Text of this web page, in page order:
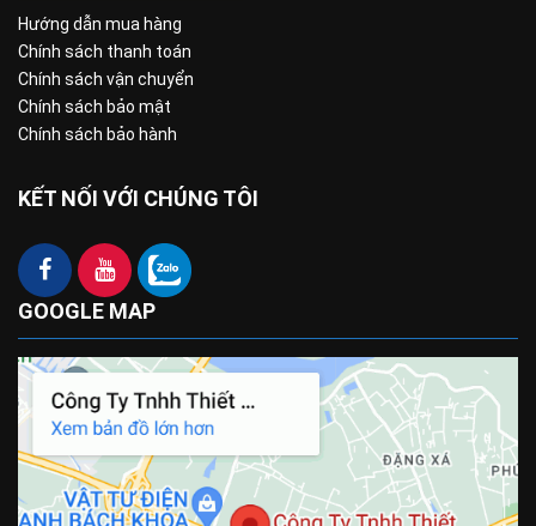
Hướng dẫn mua hàng
Chính sách thanh toán
Chính sách vận chuyển
Chính sách bảo mật
Chính sách bảo hành
KẾT NỐI VỚI CHÚNG TÔI
GOOGLE MAP